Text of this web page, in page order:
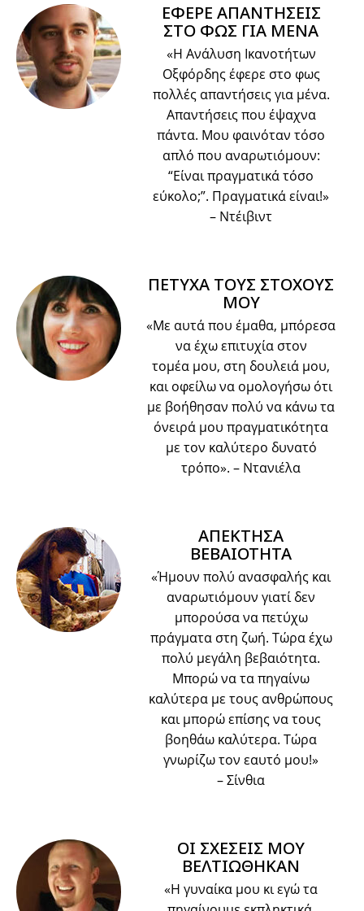
ΕΦΕΡΕ ΑΠΑΝΤΗΣΕΙΣ
ΣΤΟ ΦΩΣ ΓΙΑ ΜΕΝΑ
«Η Ανάλυση Ικανοτήτων
Οξφόρδης έφερε στο φως
πολλές απαντήσεις για μένα.
Απαντήσεις που έψαχνα
πάντα. Μου φαινόταν τόσο
απλό που αναρωτιόμουν:
“Είναι πραγματικά τόσο
εύκολο;”. Πραγματικά είναι!»
– Ντέιβιντ
ΠΕΤΥΧΑ ΤΟΥΣ ΣΤΟΧΟΥΣ
ΜΟΥ
«Με αυτά που έμαθα, μπόρεσα
να έχω επιτυχία στον
τομέα μου, στη δουλειά μου,
και οφείλω να ομολογήσω ότι
με βοήθησαν πολύ να κάνω τα
όνειρά μου πραγματικότητα
με τον καλύτερο δυνατό
τρόπο». – Ντανιέλα
ΑΠΕΚΤΗΣΑ
ΒΕΒΑΙΟΤΗΤΑ
«Ήμουν πολύ ανασφαλής και
αναρωτιόμουν γιατί δεν
μπορούσα να πετύχω
πράγματα στη ζωή. Τώρα έχω
πολύ μεγάλη βεβαιότητα.
Μπορώ να τα πηγαίνω
καλύτερα με τους ανθρώπους
και μπορώ επίσης να τους
βοηθάω καλύτερα. Τώρα
γνωρίζω τον εαυτό μου!»
– Σίνθια
ΟΙ ΣΧΕΣΕΙΣ ΜΟΥ
ΒΕΛΤΙΩΘΗΚΑΝ
«Η γυναίκα μου κι εγώ τα